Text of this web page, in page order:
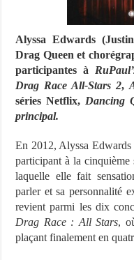
Alyssa Edwards
Drag Queen et
participantes à
Drag Race All-Stars 2,
séries Netflix, Dancing
principal.
En 2012, Alyssa
participant à la cinquième
laquelle elle fait
parler et sa personnalité
revient parmi les dix
Drag Race : All Stars,
plaçant finalement en